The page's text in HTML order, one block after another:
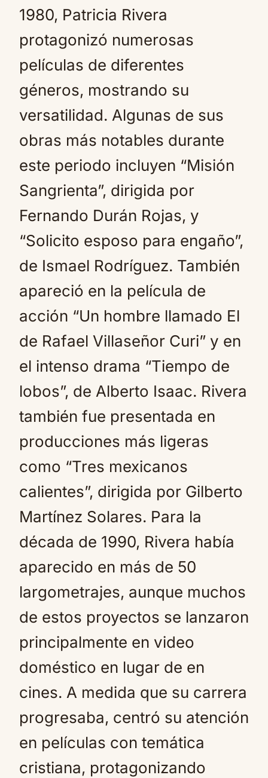
1980, Patricia Rivera
protagonizó numerosas
películas de diferentes
géneros, mostrando su
versatilidad. Algunas de sus
obras más notables durante
este periodo incluyen “Misión
Sangrienta”, dirigida por
Fernando Durán Rojas, y
“Solicito esposo para engaño”,
de Ismael Rodríguez. También
apareció en la película de
acción “Un hombre llamado El
de Rafael Villaseñor Curi” y en
el intenso drama “Tiempo de
lobos”, de Alberto Isaac. Rivera
también fue presentada en
producciones más ligeras
como “Tres mexicanos
calientes”, dirigida por Gilberto
Martínez Solares. Para la
década de 1990, Rivera había
aparecido en más de 50
largometrajes, aunque muchos
de estos proyectos se lanzaron
principalmente en video
doméstico en lugar de en
cines. A medida que su carrera
progresaba, centró su atención
en películas con temática
cristiana, protagonizando